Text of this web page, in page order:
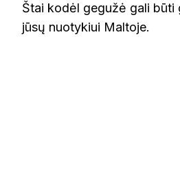
Štai kodėl gegužė gali būti
jūsų nuotykiui Maltoje.